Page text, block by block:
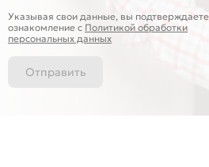
Указывая свои данные, вы подтверждаете
ознакомление c Политикой обработки
персональных данных
Отправить